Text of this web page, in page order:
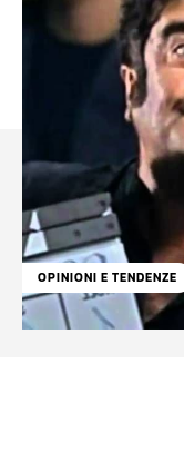
OPINIONI E TENDENZE